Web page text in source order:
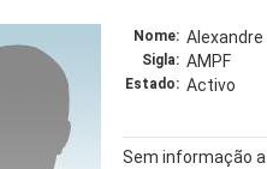
Nome:
Sigla: AMPF
Estado: Activo
Sem informação